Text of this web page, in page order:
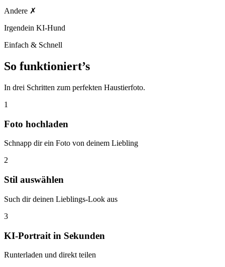
Andere ✗
Irgendein KI-Hund
Einfach & Schnell
So funktioniert’s
In drei Schritten zum perfekten Haustierfoto.
1
Foto hochladen
Schnapp dir ein Foto von deinem Liebling
2
Stil auswählen
Such dir deinen Lieblings-Look aus
3
KI-Portrait in Sekunden
Runterladen und direkt teilen